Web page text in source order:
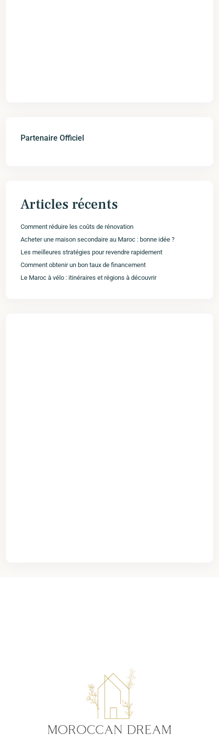
Partenaire Officiel
Articles récents
Comment réduire les coûts de rénovation
Acheter une maison secondaire au Maroc : bonne idée ?
Les meilleures stratégies pour revendre rapidement
Comment obtenir un bon taux de financement
Le Maroc à vélo : itinéraires et régions à découvrir